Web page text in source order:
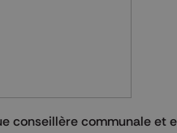
communale et